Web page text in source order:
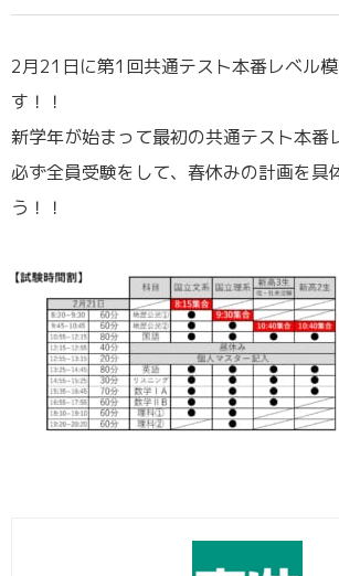
2月21日に第1回共通テスト本番レベル
す！！
新学年が始まって最初の共通テスト本番
必ず全員受験をして、春休みの計画を具
う！！